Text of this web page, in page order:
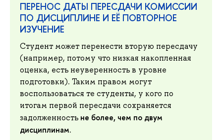
ПЕРЕНОС ДАТЫ ПЕРЕСДАЧИ КОМИССИИ
ПО ДИСЦИПЛИНЕ И ЕЁ ПОВТОРНОЕ
ИЗУЧЕНИЕ
Студент может перенести вторую пересдачу
(например, потому что низкая накопленная
оценка, есть неуверенность в уровне
подготовки). Таким правом могут
воспользоваться те студенты, у кого по
итогам первой пересдачи сохраняется
задолженность не более, чем по двум
дисциплинам.